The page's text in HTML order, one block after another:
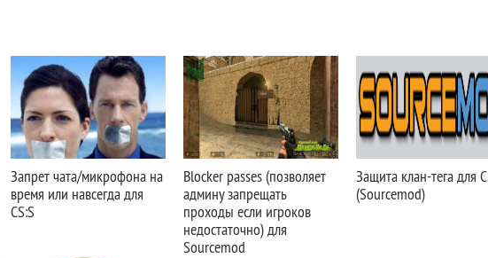
Запрет чата/микрофона на
время или навсегда для
CS:S
Blocker passes (позволяет
админу запрещать
проходы если игроков
недостаточно) для
Sourcemod
Защита клан-тега для
(Sourcemod)